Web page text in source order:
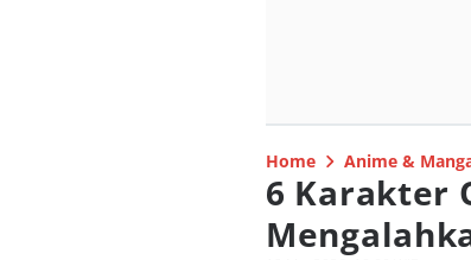
Home Anime &
6 Karakter